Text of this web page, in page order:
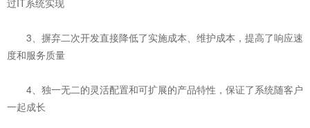
过IT系统实现
3、摒弃二次开发直接降低了实施成本、维护成本，提高了响应速
度和服务质量
4、独一无二的灵活配置和可扩展的产品特性，保证了系统随客户
一起成长